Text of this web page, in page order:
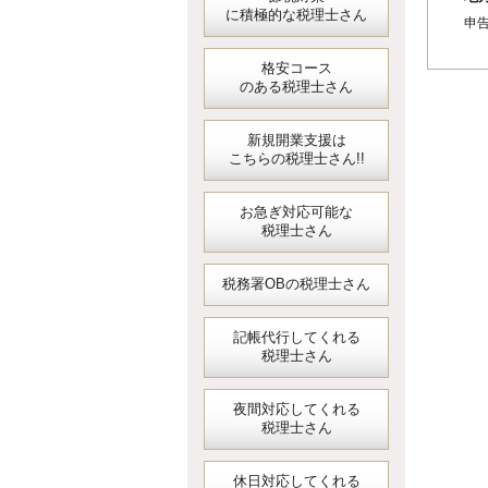
に積極的な税理士さん
格安コース
のある税理士さん
新規開業支援は
こちらの税理士さん!!
お急ぎ対応可能な
税理士さん
税務署OBの税理士さん
記帳代行してくれる
税理士さん
夜間対応してくれる
税理士さん
休日対応してくれる
申